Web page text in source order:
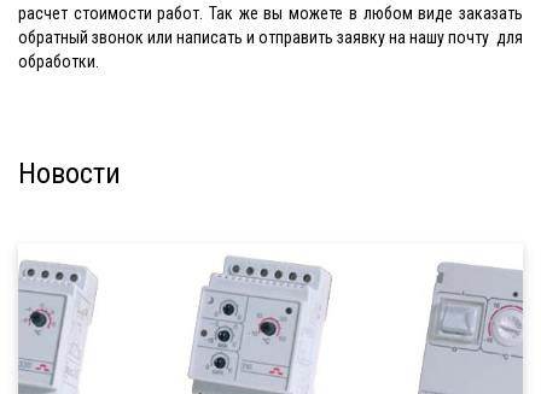
расчет стоимости работ. Так же вы можете в любом виде заказать
обратный звонок или написать и отправить заявку на нашу почту для
обработки.
Новости